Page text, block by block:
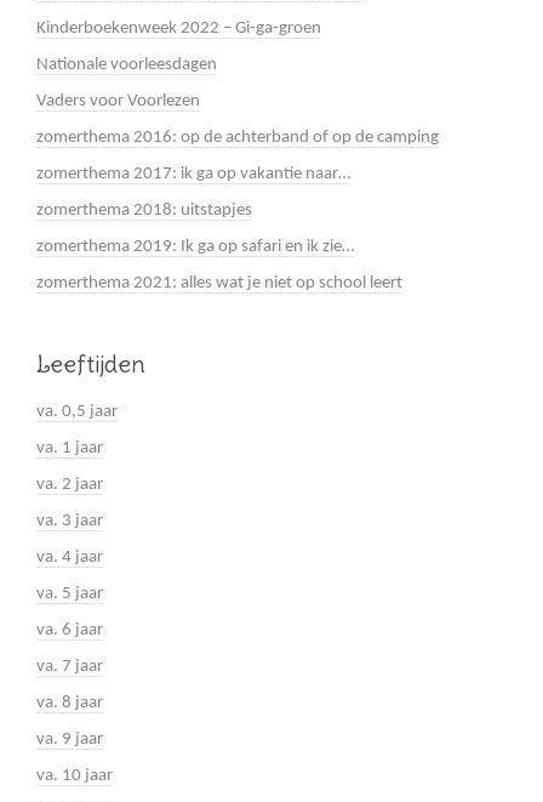
Kinderboekenweek 2022 – Gi-ga-groen
Nationale voorleesdagen
Vaders voor Voorlezen
zomerthema 2016: op de achterband of op de camping
zomerthema 2017: ik ga op vakantie naar…
zomerthema 2018: uitstapjes
zomerthema 2019: Ik ga op safari en ik zie…
zomerthema 2021: alles wat je niet op school leert
Leeftijden
va. 0,5 jaar
va. 1 jaar
va. 2 jaar
va. 3 jaar
va. 4 jaar
va. 5 jaar
va. 6 jaar
va. 7 jaar
va. 8 jaar
va. 9 jaar
va. 10 jaar